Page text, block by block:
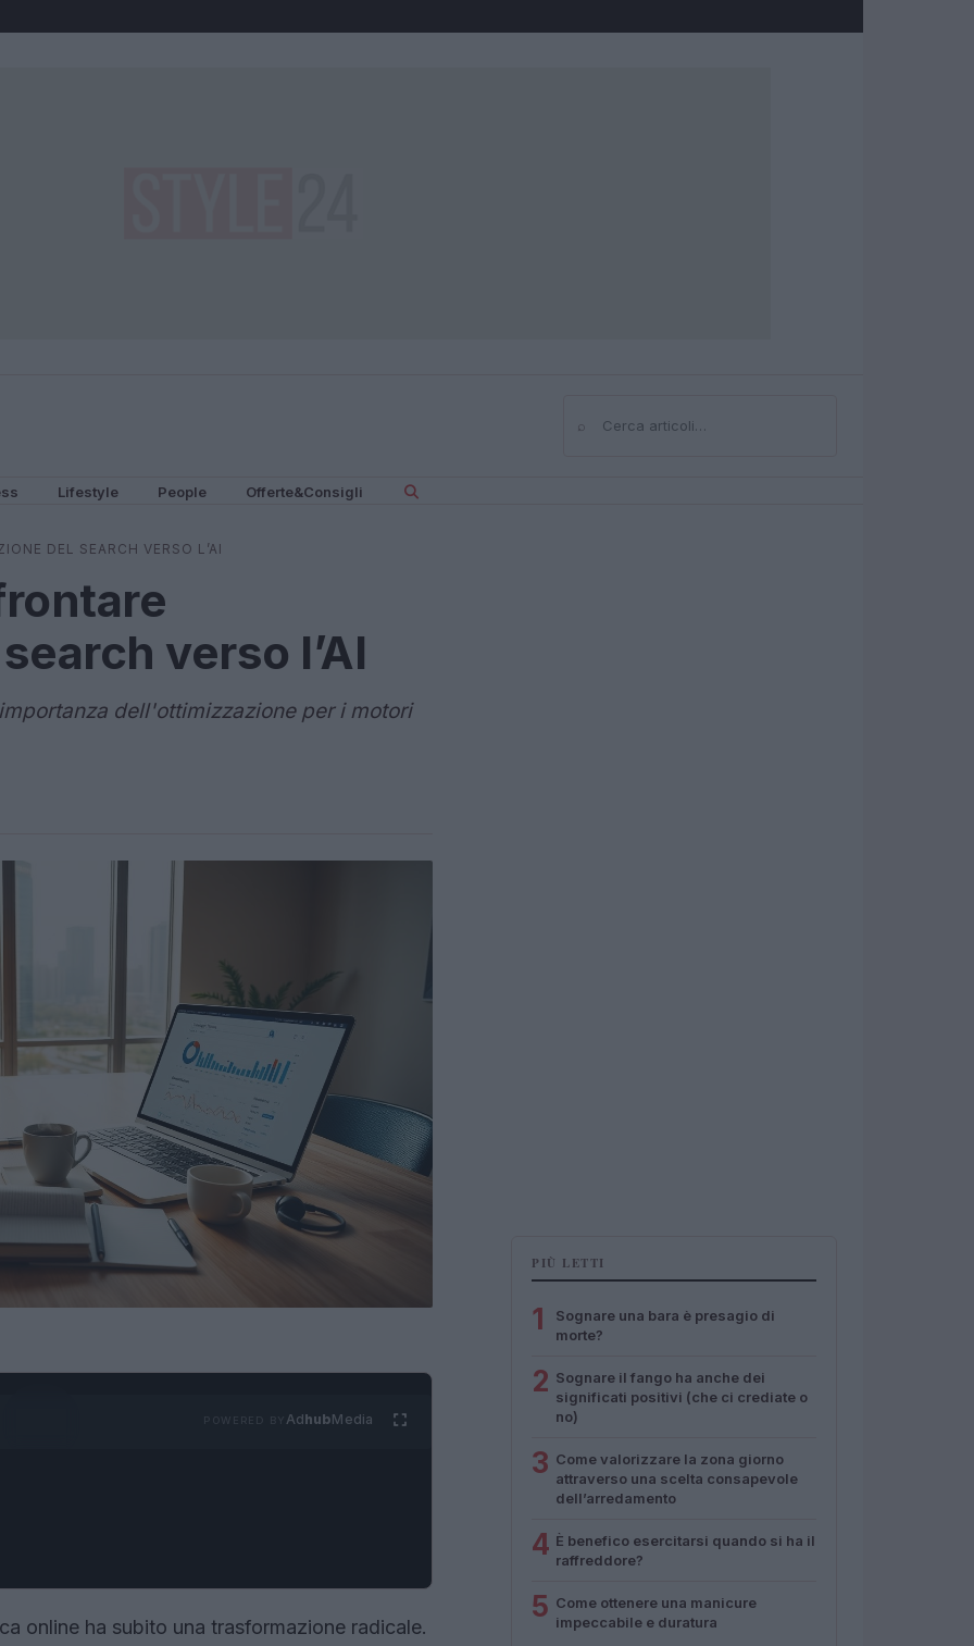
⌕Cerca
Lifestyle People Offerte&Consigli
DEL SEARCH VERSO L’AI
verso l’AI
dell'ottimizzazione per i motori
AdhubMedia
online ha subito una trasformazione radicale.
PIÙ LETTI
1
Sognare una bara è presagio di
morte?
2 Sognare il fango ha anche dei
significati positivi (che ci crediate o
no)
3 Come valorizzare la zona giorno
attraverso una scelta consapevole
dell’arredamento
4 È benefico esercitarsi quando si ha il
raffreddore?
5 Come ottenere una manicure
impeccabile e duratura